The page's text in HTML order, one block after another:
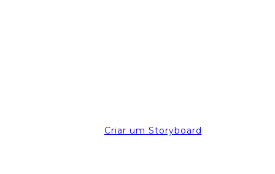
Criar um Storyboard